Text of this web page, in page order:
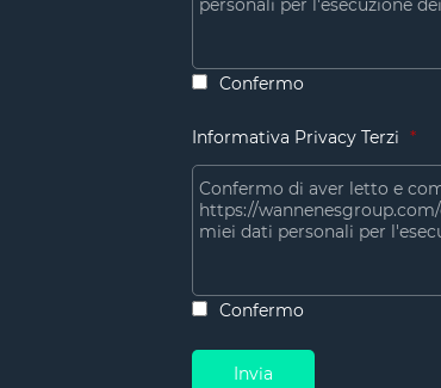
Confermo
Informativa Privacy Terzi *
Terms
Confermo